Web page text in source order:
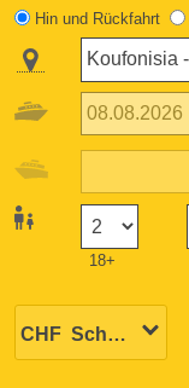
Hin und Rückfahrt
18+